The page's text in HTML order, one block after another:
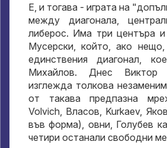
Е, и тогава - играта на
между диагонала,
либерос. Има три центъра
Мусерски, който, ако
единствения диагонал,
Михайлов. Днес Виктор
изглежда толкова
от такава предпазна
Volvich, Власов, Kurkaev,
във форма), овни, Голубев
четири останали свободни